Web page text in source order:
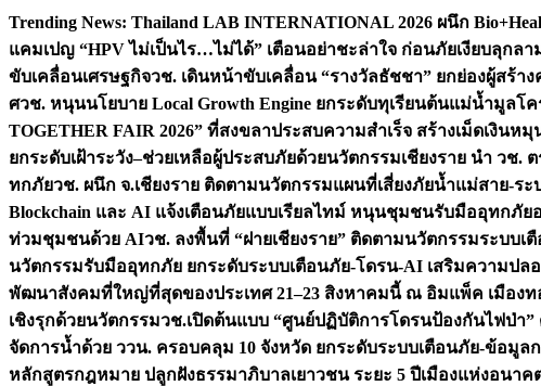
Skip
content
Trending News: Thailand LAB INTERNATIONAL 2026 ผนึก
แคมเปญ “HPV ไม่เป็นไร…ไม่ได้” เตือนอย่าชะล่าใจ ก่อนภัยเงียบลุกลา
ขับเคลื่อนเศรษฐกิจวช. เดินหน้าขับเคลื่อน “รางวัลธัชชา” ยกย่องผู้สร้
ศวช. หนุนนโยบาย Local Growth Engine ยกระดับทุเรียนต้นแม่น้ำมูล
TOGETHER FAIR 2026” ที่สงขลาประสบความสำเร็จ สร้างเม็ดเงินห
ยกระดับเฝ้าระวัง–ช่วยเหลือผู้ประสบภัยด้วยนวัตกรรมเชียงราย นำ วช.
ทกภัยวช. ผนึก จ.เชียงราย ติดตามนวัตกรรมแผนที่เสี่ยงภัยน้ำแม่สาย-
Blockchain และ AI แจ้งเตือนภัยแบบเรียลไทม์ หนุนชุมชนรับมืออุทกภัย
ท่วมชุมชนด้วย AIวช. ลงพื้นที่ “ฝายเชียงราย” ติดตามนวัตกรรมระบบ
นวัตกรรมรับมืออุทกภัย ยกระดับระบบเตือนภัย-โดรน-AI เสริมความปล
พัฒนาสังคมที่ใหญ่ที่สุดของประเทศ 21–23 สิงหาคมนี้ ณ อิมแพ็ค เมืองท
เชิงรุกด้วยนวัตกรรมวช.เปิดต้นแบบ “ศูนย์ปฏิบัติการโดรนป้องกันไฟป่า
จัดการน้ำด้วย ววน. ครอบคลุม 10 จังหวัด ยกระดับระบบเตือนภัย-ข้อมูล
หลักสูตรกฎหมาย ปลูกฝังธรรมาภิบาลเยาวชน ระยะ 5 ปีเมืองแห่งอนา